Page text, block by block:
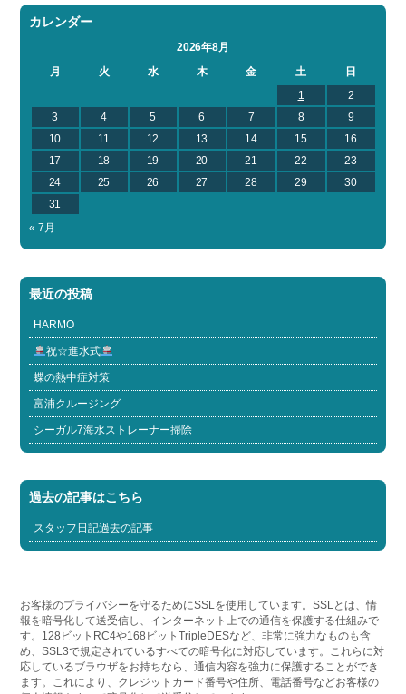
カレンダー
2026年8月
月
火 水 木 金 土
日
1
2
3
4 5 6 7 8
9
10
11 12 13 14 15
16
17
18 19 20 21 22
23
24
25 26 27 28 29
30
31
« 7月
最近の投稿
HARMO
祝☆進水式
蝶の熱中症対策
富浦クルージング
シーガル7海水ストレーナー掃除
過去の記事はこちら
スタッフ日記過去の記事
お客様のプライバシーを守るためにSSLを使用しています。SSLとは、情
報を暗号化して送受信し、インターネット上での通信を保護する仕組みで
す。128ビットRC4や168ビットTripleDESなど、非常に強力なものも含
め、SSL3で規定されているすべての暗号化に対応しています。これらに対
応しているブラウザをお持ちなら、通信内容を強力に保護することができ
ます。これにより、クレジットカード番号や住所、電話番号などお客様の